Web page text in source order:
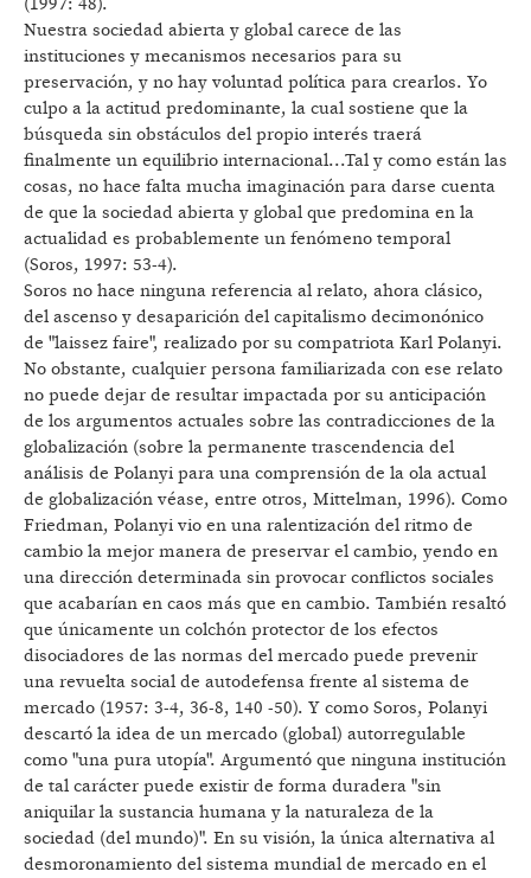
(1997: 48).
Nuestra sociedad abierta y global carece de las
instituciones y mecanismos necesarios para su
preservación, y no hay voluntad política para crearlos. Yo
culpo a la actitud predominante, la cual sostiene que la
búsqueda sin obstáculos del propio interés traerá
finalmente un equilibrio internacional...Tal y como están las
cosas, no hace falta mucha imaginación para darse cuenta
de que la sociedad abierta y global que predomina en la
actualidad es probablemente un fenómeno temporal
(Soros, 1997: 53-4).
Soros no hace ninguna referencia al relato, ahora clásico,
del ascenso y desaparición del capitalismo decimonónico
de "laissez faire", realizado por su compatriota Karl Polanyi.
No obstante, cualquier persona familiarizada con ese relato
no puede dejar de resultar impactada por su anticipación
de los argumentos actuales sobre las contradicciones de la
globalización (sobre la permanente trascendencia del
análisis de Polanyi para una comprensión de la ola actual
de globalización véase, entre otros, Mittelman, 1996). Como
Friedman, Polanyi vio en una ralentización del ritmo de
cambio la mejor manera de preservar el cambio, yendo en
una dirección determinada sin provocar conflictos sociales
que acabarían en caos más que en cambio. También resaltó
que únicamente un colchón protector de los efectos
disociadores de las normas del mercado puede prevenir
una revuelta social de autodefensa frente al sistema de
mercado (1957: 3-4, 36-8, 140 -50). Y como Soros, Polanyi
descartó la idea de un mercado (global) autorregulable
como "una pura utopía". Argumentó que ninguna institución
de tal carácter puede existir de forma duradera "sin
aniquilar la sustancia humana y la naturaleza de la
sociedad (del mundo)". En su visión, la única alternativa al
desmoronamiento del sistema mundial de mercado en el